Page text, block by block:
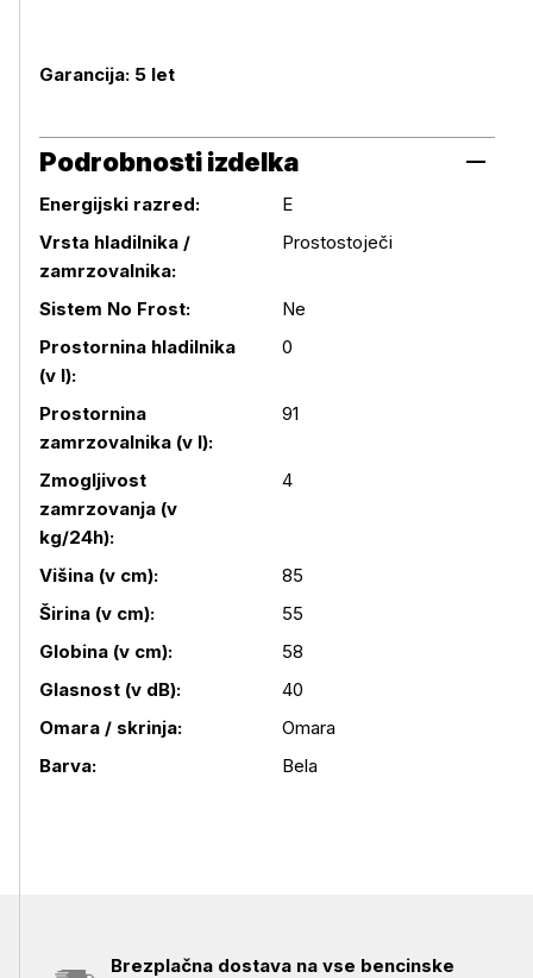
Garancija: 5 let
Podrobnosti izdelka
Podrobnosti izdelka
Energijski razred:
E
Vrsta hladilnika /
zamrzovalnika:
Prostostoječi
Sistem No Frost:
Ne
Prostornina hladilnika
(v l):
0
Prostornina
zamrzovalnika (v l):
91
Zmogljivost
zamrzovanja (v
kg/24h):
4
Višina (v cm):
85
Širina (v cm):
55
Globina (v cm):
58
Glasnost (v dB):
40
Omara / skrinja:
Omara
Barva:
Bela
Brezplačna dostava na vse bencinske